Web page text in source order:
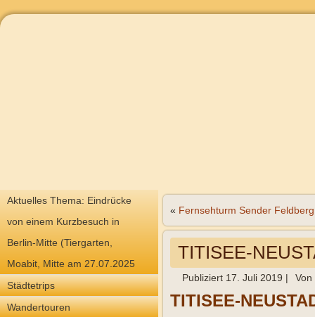
Aktuelles Thema: Eindrücke
von einem Kurzbesuch in
Berlin-Mitte (Tiergarten,
Moabit, Mitte am 27.07.2025
Städtetrips
Wandertouren
« Fernsehturm Sender
TITISEE-
Publiziert 17. Juli 2019 | Von
TITISEE-